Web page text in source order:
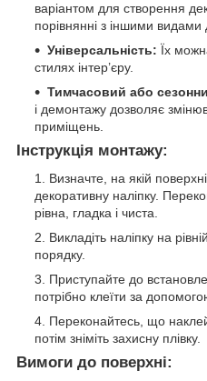
варіантом для створення
порівнянні з іншими видами
Універсальність: Їх
стилях інтер’єру.
Тимчасовий або
і демонтажу дозволяє
приміщень.
Інструкція монтажу:
Визначте, на якій
декоративну наліпку.
рівна, гладка і чиста.
Викладіть наліпку на
порядку.
Приступайте до
потрібно клеїти за
Переконайтесь, що
потім зніміть захисну плівку.
Вимоги до поверхні: